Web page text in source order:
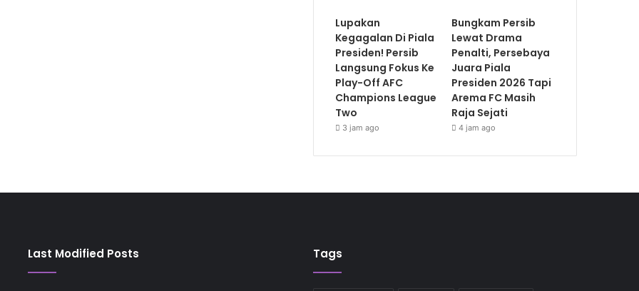
Lupakan
Kegagalan Di Piala
Presiden! Persib
Langsung Fokus Ke
Play-Off AFC
Champions League
Two
3 jam ago
Bungkam Persib
Lewat Drama
Penalti, Persebaya
Juara Piala
Presiden 2026 Tapi
Arema FC Masih
Raja Sejati
4 jam ago
Last Modified Posts Tags